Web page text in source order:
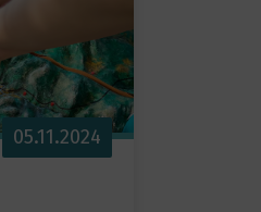
05.11.2024